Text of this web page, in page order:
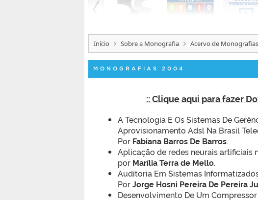
Início Sobre a Monografia Acervo de Monografias
MONOGRAFIAS 2004
:: Clique aqui para fazer
A Tecnologia E Os Sistemas De
Aprovisionamento Adsl Na Brasil
Por Fabiana Barros De Barros.
Aplicação de redes neurais artificiais
por Marília Terra de Mello.
Auditoria Em Sistemas
PorJorge Hosni Pereira De Pereira
Desenvolvimento De Um